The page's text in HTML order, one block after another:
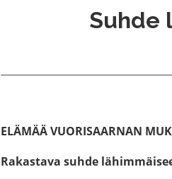
Suhde
ELÄMÄÄ VUORISAARNAN
Rakastava suhde